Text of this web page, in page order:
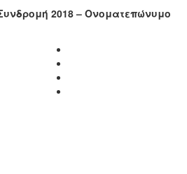
2018 – Ονοματεπώνυμο